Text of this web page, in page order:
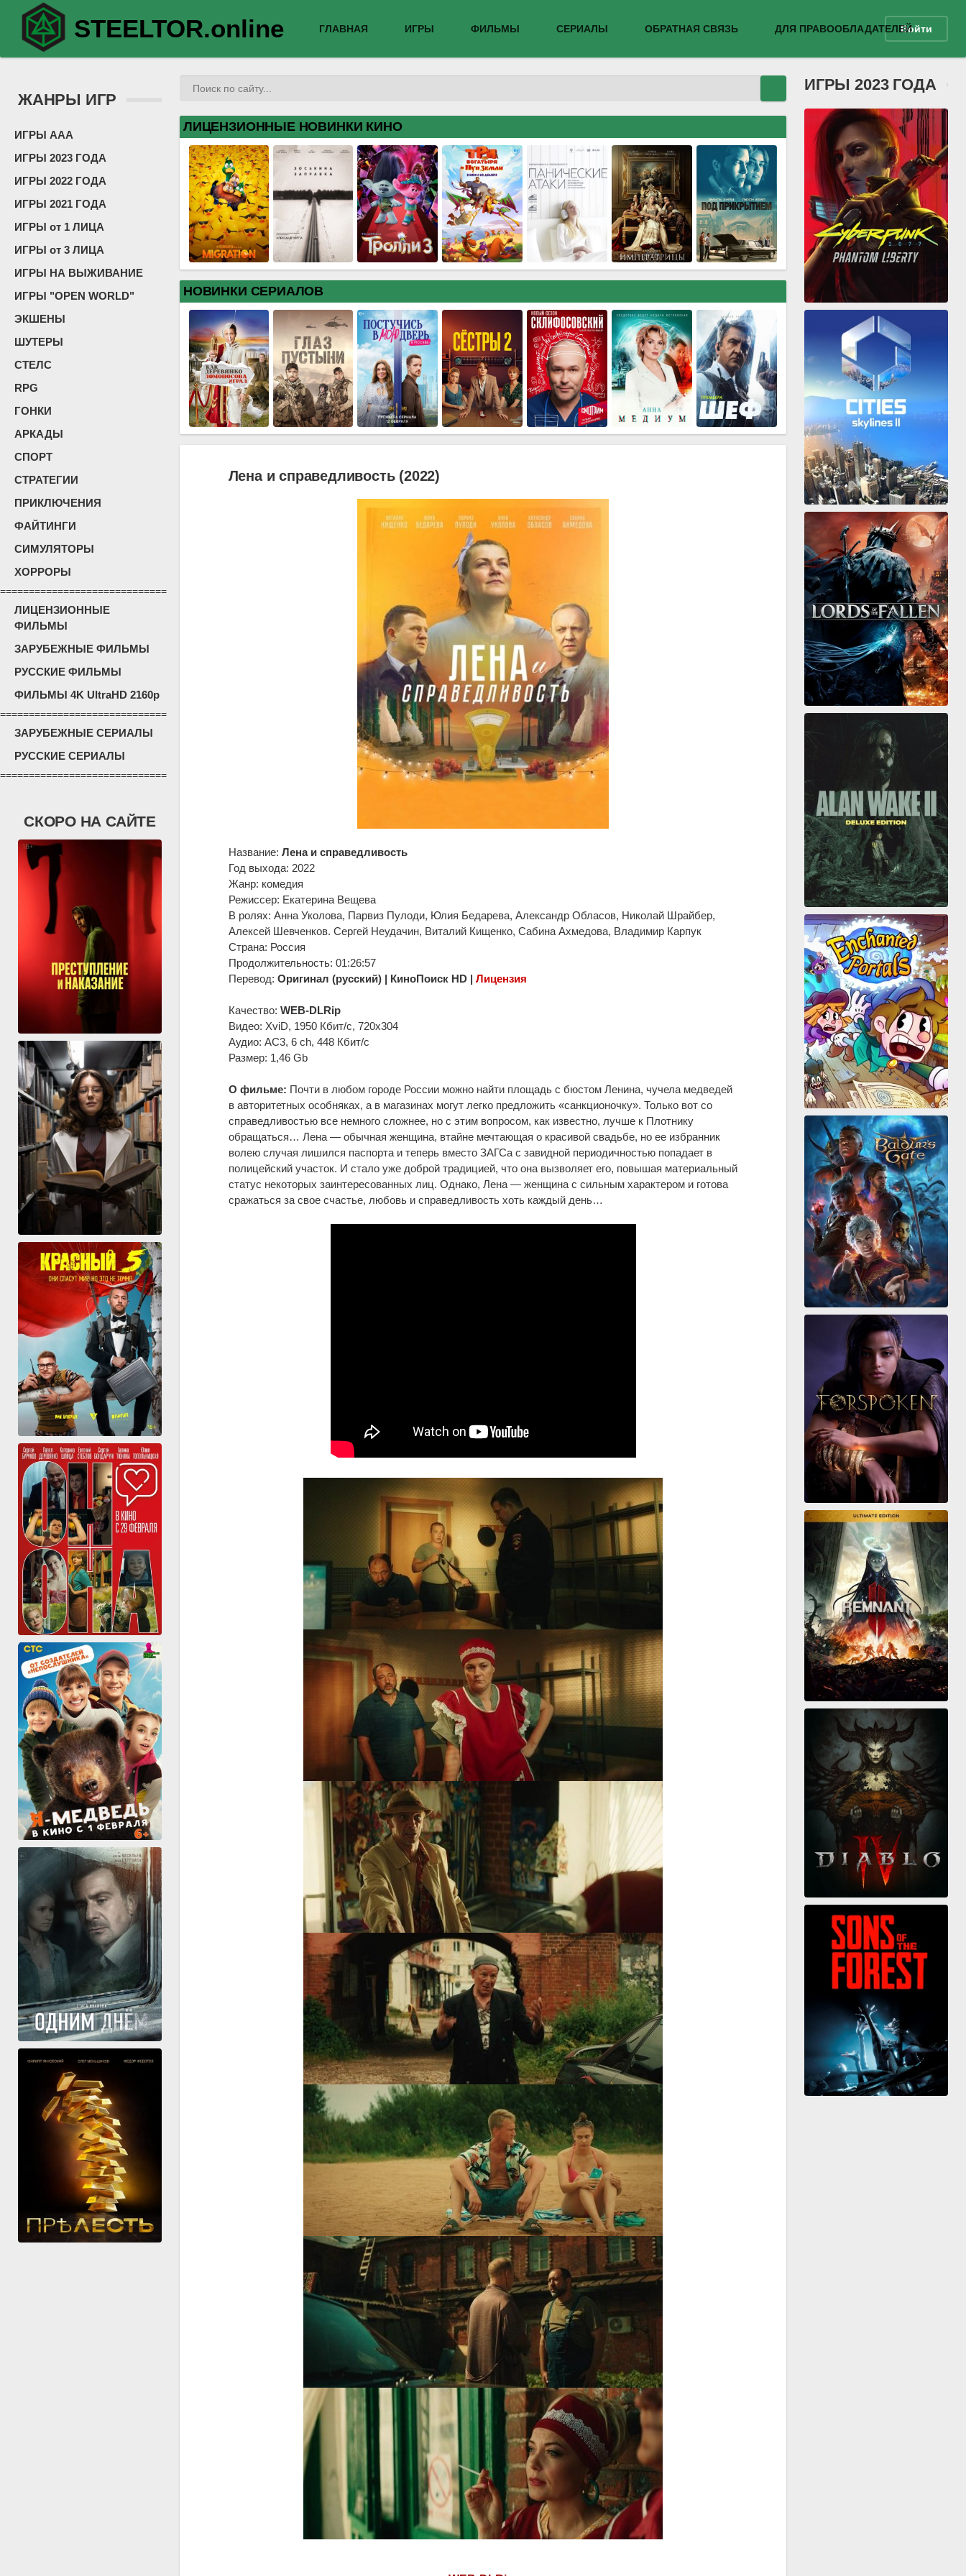
STEELTOR.online ГЛАВНАЯ ИГРЫ ФИЛЬМЫ СЕРИАЛЫ ОБРАТНАЯ СВЯЗЬ ДЛЯ ПРАВООБЛАДАТЕЛЕЙВойти
ЖАНРЫ ИГР
ИГРЫ ААА
ИГРЫ 2023 ГОДА
ИГРЫ 2022 ГОДА
ИГРЫ 2021 ГОДА
ИГРЫ от 1 ЛИЦА
ИГРЫ от 3 ЛИЦА
ИГРЫ НА ВЫЖИВАНИЕ
ИГРЫ "OPEN WORLD"
ЭКШЕНЫ
ШУТЕРЫ
СТЕЛС
RPG
ГОНКИ
АРКАДЫ
СПОРТ
СТРАТЕГИИ
ПРИКЛЮЧЕНИЯ
ФАЙТИНГИ
СИМУЛЯТОРЫ
ХОРРОРЫ
=============================
ЛИЦЕНЗИОННЫЕ
ФИЛЬМЫ
ЗАРУБЕЖНЫЕ ФИЛЬМЫ
РУССКИЕ ФИЛЬМЫ
ФИЛЬМЫ 4K UltraHD 2160p
=============================
ЗАРУБЕЖНЫЕ СЕРИАЛЫ
РУССКИЕ СЕРИАЛЫ
=============================
СКОРО НА САЙТЕ
ЛИЦЕНЗИОННЫЕ НОВИНКИ КИНО
НОВИНКИ СЕРИАЛОВ
Лена и справедливость (2022)
Название: Лена и справедливость
Год выхода: 2022
Жанр: комедия
Режиссер: Екатерина Вещева
В ролях: Анна Уколова, Парвиз Пулоди, Юлия Бедарева, Александр Обласов, Николай Шрайбер,
Алексей Шевченков. Сергей Неудачин, Виталий Кищенко, Сабина Ахмедова, Владимир Карпук
Страна: Россия
Продолжительность: 01:26:57
Перевод: Оригинал (русский) | КиноПоиск HD | Лицензия
Качество: WEB-DLRip
Видео: XviD, 1950 Кбит/с, 720x304
Аудио: AC3, 6 ch, 448 Кбит/с
Размер: 1,46 Gb
О фильме: Почти в любом городе России можно найти площадь с бюстом Ленина, чучела медведей
в авторитетных особняках, а в магазинах могут легко предложить «санкционочку». Только вот со
справедливостью все немного сложнее, но с этим вопросом, как известно, лучше к Плотнику
обращаться… Лена — обычная женщина, втайне мечтающая о красивой свадьбе, но ее избранник
волею случая лишился паспорта и теперь вместо ЗАГСа с завидной периодичностью попадает в
полицейский участок. И стало уже доброй традицией, что она вызволяет его, повышая материальный
статус некоторых заинтересованных лиц. Однако, Лена — женщина с сильным характером и готова
сражаться за свое счастье, любовь и справедливость хоть каждый день…
ИГРЫ 2023 ГОДА